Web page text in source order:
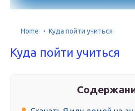
Home Куда пойти учиться
Куда пойти учиться